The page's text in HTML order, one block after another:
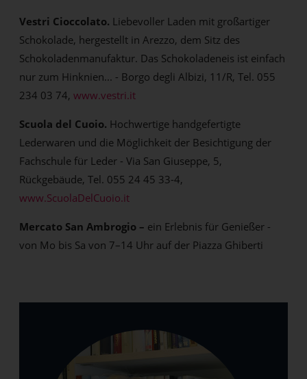
Vestri Cioccolato. Liebevoller Laden mit großartiger
Schokolade, hergestellt in Arezzo, dem Sitz des
Schokoladenmanufaktur. Das Schokoladeneis ist einfach
nur zum Hinknien... - Borgo degli Albizi, 11/R, Tel. 055
234 03 74,www.vestri.it
Scuola del Cuoio. Hochwertige handgefertigte
Lederwaren und die Möglichkeit der Besichtigung der
Fachschule für Leder - Via San Giuseppe, 5,
Rückgebäude, Tel. 055 24 45 33-4,
www.ScuolaDelCuoio.it
Mercato San Ambrogio – ein Erlebnis für Genießer -
von Mo bis Sa von 7–14 Uhr auf der Piazza Ghiberti